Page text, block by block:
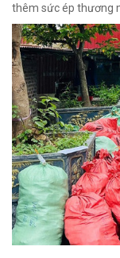
thêm sức ép thương